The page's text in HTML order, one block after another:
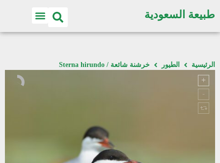
طبيعة السعودية
الرئيسية الطيور خرشنة شائعة / Sterna hirundo